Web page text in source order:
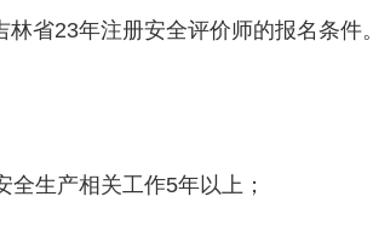
省23年注册安全评价师的报名条件。
生产相关工作5年以上；